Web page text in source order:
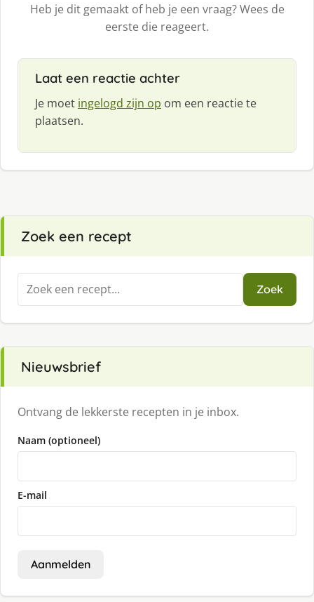
Heb je dit gemaakt of heb je een vraag? Wees de
eerste die reageert.
Laat een reactie achter
Je moet ingelogd zijn op om een reactie te
plaatsen.
Zoek een recept
Zoeken
naar:
Zoek
Nieuwsbrief
Ontvang de lekkerste recepten in je inbox.
Naam (optioneel)
E-mail
Aanmelden